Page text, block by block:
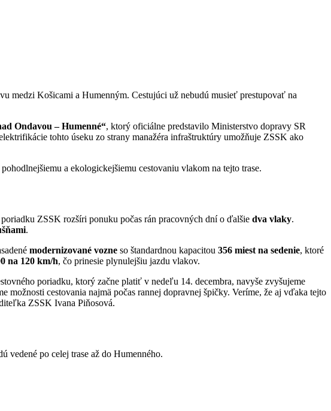
medzi Košicami a Humenným. Cestujúci už nebudú musieť prestupovať na
Ondavou – Humenné“, ktorý oficiálne predstavilo Ministerstvo dopravy SR
tohto úseku zo strany manažéra infraštruktúry umožňuje ZSSK ako
a ekologickejšiemu cestovaniu vlakom na tejto trase.
ZSSK rozšíri ponuku počas rán pracovných dní o ďalšie dva vlaky.
.
modernizované vozne so štandardnou kapacitou 356 miest na sedenie, ktoré
na 120 km/h, čo prinesie plynulejšiu jazdu vlakov.
poriadku, ktorý začne platiť v nedeľu 14. decembra, navyše zvyšujeme
cestovania najmä počas rannej dopravnej špičky. Veríme, že aj vďaka tejto
ZSSK Ivana Piňosová.
vedené po celej trase až do Humenného.